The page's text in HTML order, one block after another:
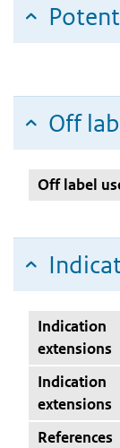
Off
Off label
Indication
extensions
Indication
extensions
References